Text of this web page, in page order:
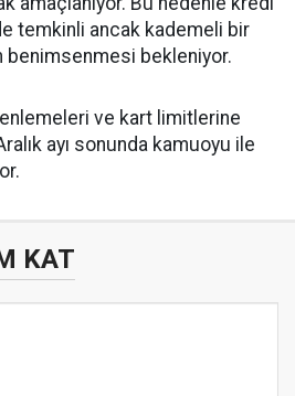
temkinli ancak kademeli bir
benimsenmesi bekleniyor.
ve kart limitlerine
ayı sonunda kamuoyu ile
KAT